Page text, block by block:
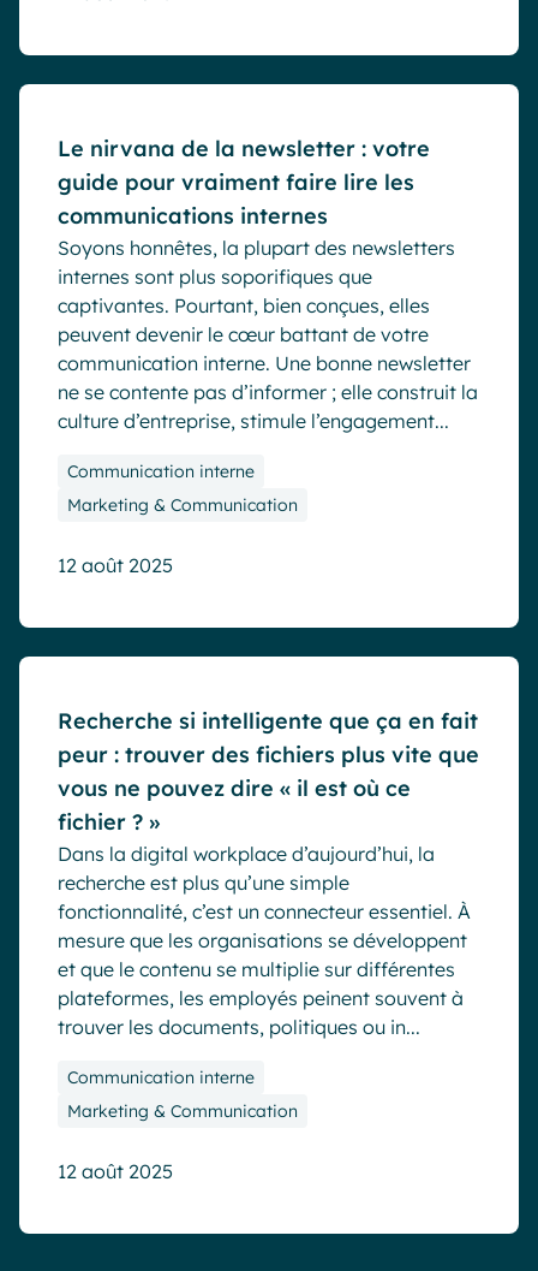
Le nirvana de la newsletter : votre
guide pour vraiment faire lire les
communications internes
Soyons honnêtes, la plupart des newsletters
internes sont plus soporifiques que
captivantes. Pourtant, bien conçues, elles
peuvent devenir le cœur battant de votre
communication interne. Une bonne newsletter
ne se contente pas d’informer ; elle construit la
culture d’entreprise, stimule l’engagement...
Communication interne
Marketing & Communication
12 août 2025
Recherche si intelligente que ça en fait
peur : trouver des fichiers plus vite que
vous ne pouvez dire « il est où ce
fichier ? »
Dans la digital workplace d’aujourd’hui, la
recherche est plus qu’une simple
fonctionnalité, c’est un connecteur essentiel. À
mesure que les organisations se développent
et que le contenu se multiplie sur différentes
plateformes, les employés peinent souvent à
trouver les documents, politiques ou in...
Communication interne
Marketing & Communication
12 août 2025